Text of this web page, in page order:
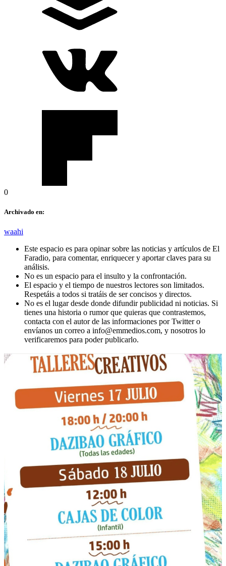
0
Archivado en:
waahi
Este espacio es para opinar sobre las noticias y artículos de El
Faradio, para comentar, enriquecer y aportar claves para su
análisis.
No es un espacio para el insulto y la confrontación.
El espacio y el tiempo de nuestros lectores son limitados.
Respetáis a todos si tratáis de ser concisos y directos.
No es el lugar desde donde difundir publicidad ni noticias. Si
tienes una historia o rumor que quieras que contrastemos,
contacta con el autor de las informaciones por Twitter o
envíanos un correo a info@emmedios.com, y nosotros lo
verificaremos para poder publicarlo.